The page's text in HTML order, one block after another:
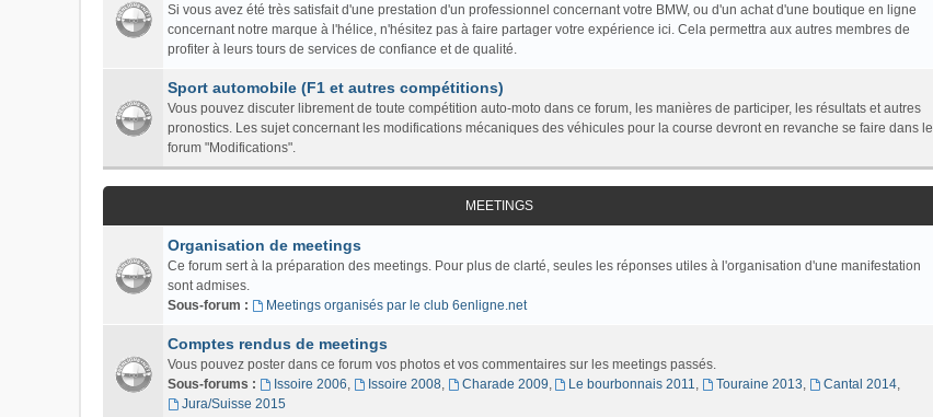
Si vous avez été très satisfait d'une prestation d'un professionnel concernant votre BMW, ou d'un achat d'une boutique en ligne
concernant notre marque à l'hélice, n'hésitez pas à faire partager votre expérience ici. Cela permettra aux autres membres de
profiter à leurs tours de services de confiance et de qualité.
Sport automobile (F1 et autres compétitions)
Vous pouvez discuter librement de toute compétition auto-moto dans ce forum, les manières de participer, les résultats et autres
pronostics. Les sujet concernant les modifications mécaniques des véhicules pour la course devront en revanche se faire dans le
forum "Modifications".
MEETINGS
Organisation de meetings
Ce forum sert à la préparation des meetings. Pour plus de clarté, seules les réponses utiles à l'organisation d'une manifestation
sont admises.
Sous-forum :
Meetings organisés par le club 6enligne.net
Comptes rendus de meetings
Vous pouvez poster dans ce forum vos photos et vos commentaires sur les meetings passés.
Sous-forums :
Issoire 2006, Issoire 2008, Charade 2009, Le bourbonnais 2011, Touraine 2013, Cantal 2014,
Jura/Suisse 2015